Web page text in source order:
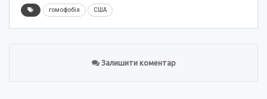
гомофобія США
Залишити коментар